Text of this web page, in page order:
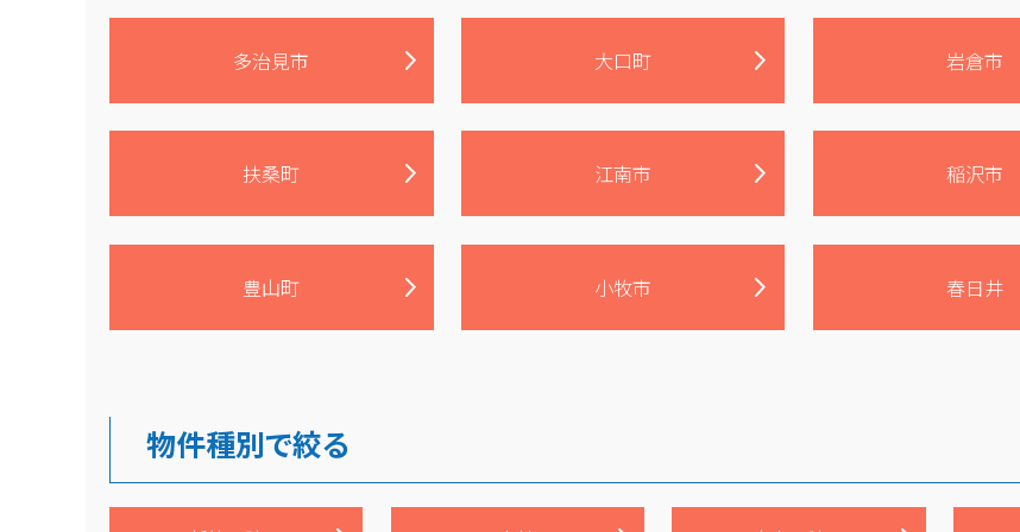
多治見市 大口町 岩倉市
扶桑町 江南市 稲沢市
豊山町 小牧市 春日井
物件種別で絞る